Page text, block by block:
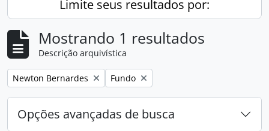
Limite seus resultados por:
Mostrando 1 resultados
Descrição arquivística
Remover filtro:
Newton Bernardes Remover filtro:
Fundo
Opções avançadas de busca